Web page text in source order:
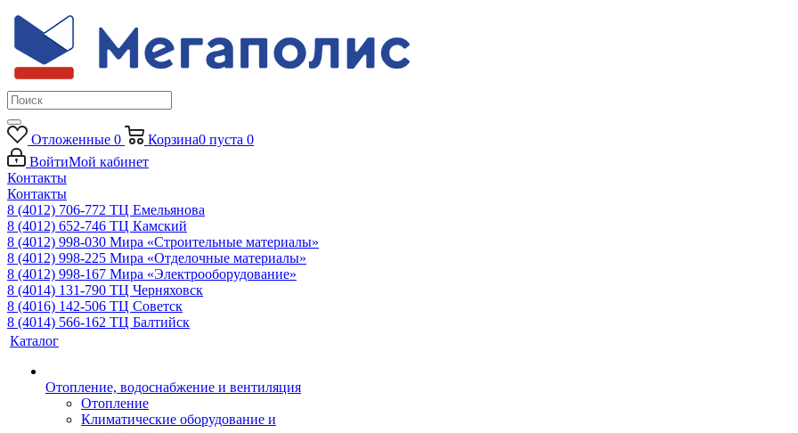
Отложенные 0 Корзина0 пуста 0
ВойтиМой кабинет
Контакты
Контакты
8 (4012) 706-772 ТЦ Емельянова
8 (4012) 652-746 ТЦ Камский
8 (4012) 998-030 Мира «Строительные материалы»
8 (4012) 998-225 Мира «Отделочные материалы»
8 (4012) 998-167 Мира «Электрооборудование»
8 (4014) 131-790 ТЦ Черняховск
8 (4016) 142-506 ТЦ Советск
8 (4014) 566-162 ТЦ Балтийск
Каталог
Отопление, водоснабжение и вентиляция
Отопление
Климатические оборудование и